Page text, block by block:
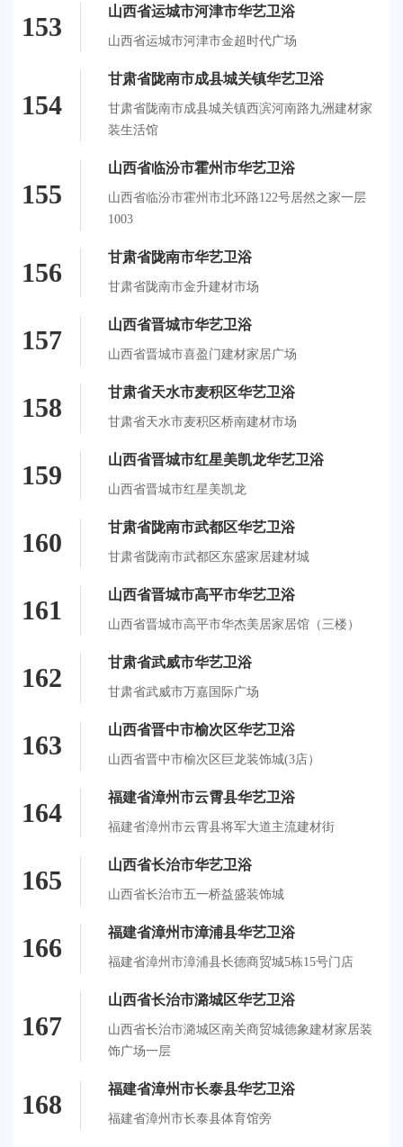
153
山西省运城市河津市华艺卫浴
山西省运城市河津市金超时代广场
154
甘肃省陇南市成县城关镇华艺卫浴
甘肃省陇南市成县城关镇西滨河南路九洲建材家
装生活馆
155
山西省临汾市霍州市华艺卫浴
山西省临汾市霍州市北环路122号居然之家一层
1003
156
甘肃省陇南市华艺卫浴
甘肃省陇南市金升建材市场
157
山西省晋城市华艺卫浴
山西省晋城市喜盈门建材家居广场
158
甘肃省天水市麦积区华艺卫浴
甘肃省天水市麦积区桥南建材市场
159
山西省晋城市红星美凯龙华艺卫浴
山西省晋城市红星美凯龙
160
甘肃省陇南市武都区华艺卫浴
甘肃省陇南市武都区东盛家居建材城
161
山西省晋城市高平市华艺卫浴
山西省晋城市高平市华杰美居家居馆（三楼）
162
甘肃省武威市华艺卫浴
甘肃省武威市万嘉国际广场
163
山西省晋中市榆次区华艺卫浴
山西省晋中市榆次区巨龙装饰城(3店）
164
福建省漳州市云霄县华艺卫浴
福建省漳州市云霄县将军大道主流建材街
165
山西省长治市华艺卫浴
山西省长治市五一桥益盛装饰城
166
福建省漳州市漳浦县华艺卫浴
福建省漳州市漳浦县长德商贸城5栋15号门店
167
山西省长治市潞城区华艺卫浴
山西省长治市潞城区南关商贸城德象建材家居装
饰广场一层
168
福建省漳州市长泰县华艺卫浴
福建省漳州市长泰县体育馆旁